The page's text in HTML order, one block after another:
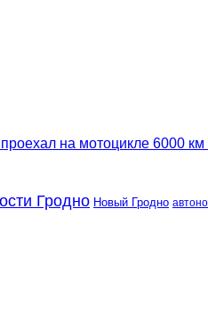
на мотоцикле 6000 км
Гродно Новый Гродно